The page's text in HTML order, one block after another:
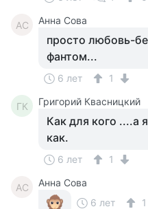
АС Анна Сова
просто любовь-
фантом...
6 лет 1
ГК Григорий Квасницкий
Как для кого ....а
как.
6 лет 1
АС
Анна Сова
6 лет
1